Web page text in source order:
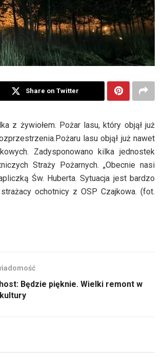
Share on Twitter
z żywiołem. Pożar lasu, który objął już
lasu objął już nawet
Zadysponowano kilka jednostek
Straży Pożarnych. „Obecnie nasi
Św. Huberta. Sytuacja jest bardzo
ochotnicy z OSP Czajkowa. (fot.
Będzie pięknie. Wielki remont w